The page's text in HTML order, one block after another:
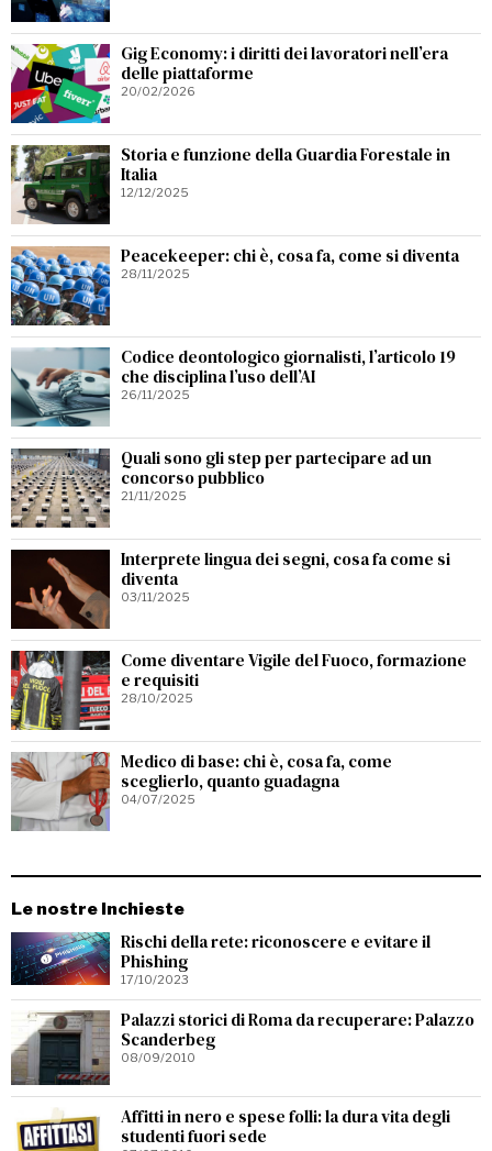
Gig Economy: i diritti dei lavoratori nell’era
delle piattaforme
20/02/2026
Storia e funzione della Guardia Forestale in
Italia
12/12/2025
Peacekeeper: chi è, cosa fa, come si diventa
28/11/2025
Codice deontologico giornalisti, l’articolo 19
che disciplina l’uso dell’AI
26/11/2025
Quali sono gli step per partecipare ad un
concorso pubblico
21/11/2025
Interprete lingua dei segni, cosa fa come si
diventa
03/11/2025
Come diventare Vigile del Fuoco, formazione
e requisiti
28/10/2025
Medico di base: chi è, cosa fa, come
sceglierlo, quanto guadagna
04/07/2025
Le nostre Inchieste
Rischi della rete: riconoscere e evitare il
Phishing
17/10/2023
Palazzi storici di Roma da recuperare: Palazzo
Scanderbeg
08/09/2010
Affitti in nero e spese folli: la dura vita degli
studenti fuori sede